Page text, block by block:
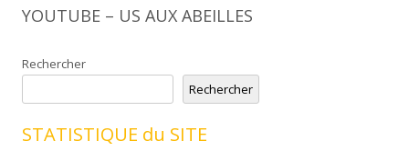
YOUTUBE – US AUX ABEILLES
Rechercher
Rechercher
STATISTIQUE du SITE